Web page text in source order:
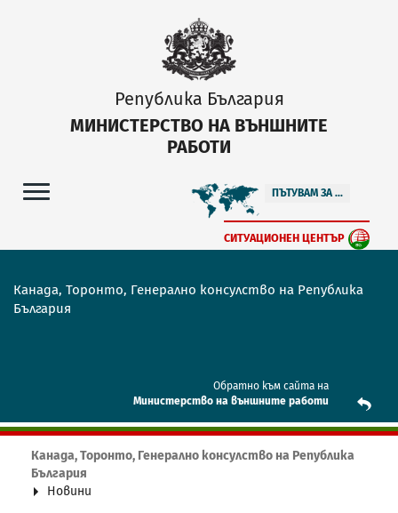
Република България
МИНИСТЕРСТВО НА ВЪНШНИТЕ
РАБОТИ
ПЪТУВАМ ЗА ...
СИТУАЦИОНЕН ЦЕНТЪР
Канада, Торонто, Генерално консулство на Република
България
Обратно към сайта на
Mинистерство на външните работи
Канада, Торонто, Генерално консулство на Република
България
Новини